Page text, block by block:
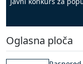
Oglasna ploča